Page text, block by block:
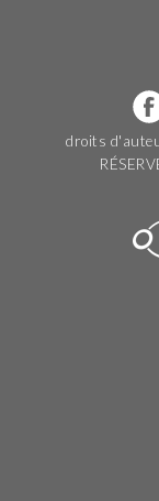
droits